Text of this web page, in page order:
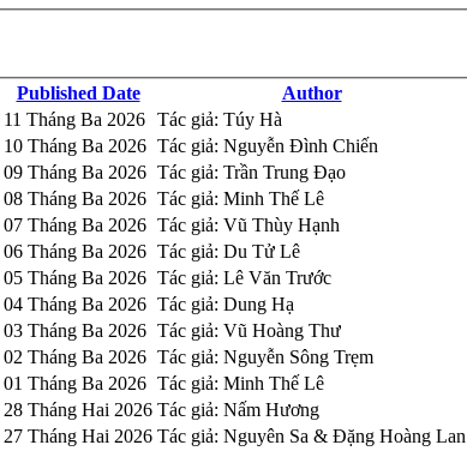
Published Date Author
11 Tháng Ba 2026 Tác giả: Túy Hà
10 Tháng Ba 2026 Tác giả: Nguyễn Đình Chiến
09 Tháng Ba 2026 Tác giả: Trần Trung Đạo
08 Tháng Ba 2026 Tác giả: Minh Thế Lê
07 Tháng Ba 2026 Tác giả: Vũ Thùy Hạnh
06 Tháng Ba 2026 Tác giả: Du Tử Lê
05 Tháng Ba 2026 Tác giả: Lê Văn Trước
04 Tháng Ba 2026 Tác giả: Dung Hạ
03 Tháng Ba 2026 Tác giả: Vũ Hoàng Thư
02 Tháng Ba 2026 Tác giả: Nguyễn Sông Trẹm
01 Tháng Ba 2026 Tác giả: Minh Thế Lê
28 Tháng Hai 2026 Tác giả: Nấm Hương
27 Tháng Hai 2026 Tác giả: Nguyên Sa & Đặng Hoàng Lan